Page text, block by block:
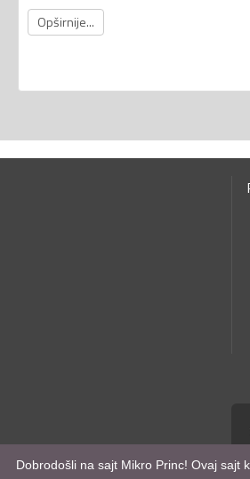
Opširnije...
Dobrodošli na sajt Mikro Princ! Ovaj sajt